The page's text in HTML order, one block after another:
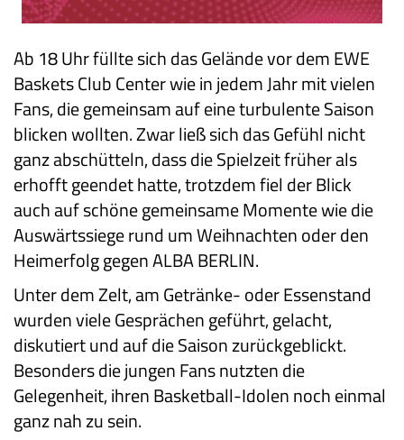
Ab 18 Uhr füllte sich das Gelände vor dem EWE
Baskets Club Center wie in jedem Jahr mit vielen
Fans, die gemeinsam auf eine turbulente Saison
blicken wollten. Zwar ließ sich das Gefühl nicht
ganz abschütteln, dass die Spielzeit früher als
erhofft geendet hatte, trotzdem fiel der Blick
auch auf schöne gemeinsame Momente wie die
Auswärtssiege rund um Weihnachten oder den
Heimerfolg gegen ALBA BERLIN.
Unter dem Zelt, am Getränke- oder Essenstand
wurden viele Gesprächen geführt, gelacht,
diskutiert und auf die Saison zurückgeblickt.
Besonders die jungen Fans nutzten die
Gelegenheit, ihren Basketball-Idolen noch einmal
ganz nah zu sein.